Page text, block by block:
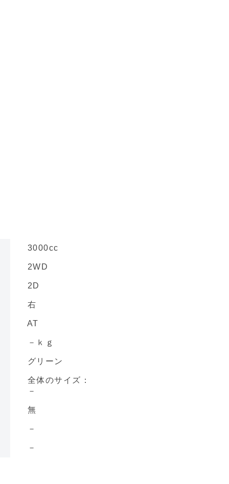
3000cc
2WD
2D
右
AT
－ｋｇ
グリーン
全体のサイズ：
－
無
－
－